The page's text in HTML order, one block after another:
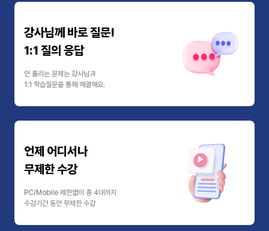
강사님께 바로 질문!
1:1 질의 응답
안 풀리는 문제는 강사님과
1:1 학습질문을 통해 해결해요.
언제 어디서나
무제한 수강
PC/Mobile 제한없이 총 4대까지
수강기간 동안 무제한 수강